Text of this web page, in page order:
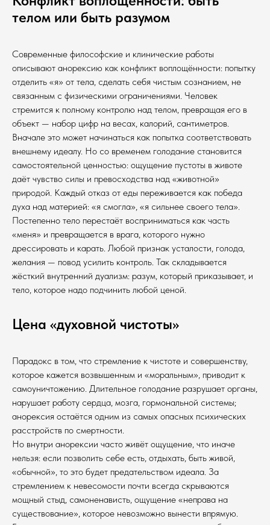
телом или быть разумом
Современные философские и клинические работы
описывают анорексию как конфликт воплощённости: попытку
отделить «я» от тела, сделать себя чистым сознанием, не
связанным с физическими ограничениями. Человек
стремится к полному контролю над телом, превращая его в
объект — набор цифр на весах, калорий, сантиметров.
Вначале это может начинаться как попытка соответствовать
внешнему идеалу. Но со временем голодание становится
самостоятельной ценностью: ощущение пустоты в животе
даёт чувство силы и превосходства над «животной»
природой. Каждый отказ от еды переживается как победа
духа над материей: «я смогла», «я сильнее своего тела».
Постепенно тело перестаёт восприниматься как часть
«меня» и превращается в врага, которого нужно
дрессировать и карать. Любой признак усталости, голода,
желания — повод усилить контроль. Так складывается
жёсткий внутренний дуализм: разум, который приказывает, и
тело, которое надо подчинить любой ценой.
Цена «духовной чистоты»
Парадокс в том, что стремление к чистоте и совершенству,
которое кажется возвышенным и «моральным», приводит к
самоуничтожению. Длительное голодание разрушает органы,
нарушает работу сердца, мозга, гормональной системы;
анорексия остаётся одним из самых опасных психических
расстройств по смертности.
Но внутри анорексии часто живёт ощущение, что иначе
нельзя: если позволить себе есть, отдыхать, быть живой,
«обычной», то это будет предательством идеала. За
стремлением к невесомости почти всегда скрываются
мощный стыд, самоненависть, ощущение «неправа на
существование», которое невозможно вынести впрямую.